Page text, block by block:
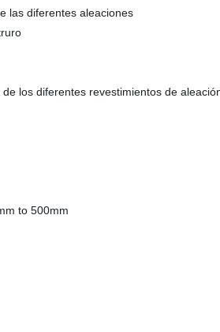
las diferentes aleaciones
los diferentes revestimientos de
to 500mm